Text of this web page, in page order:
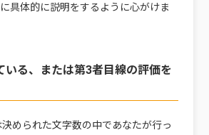
具体的に説明をするように心がけま
いる、または第3者目線の評価を
められた文字数の中であなたが行っ